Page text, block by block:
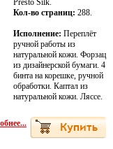
Presto Silk.
Кол-во страниц: 288.
Исполнение: Переплёт
ручной работы из
натуральной кожи. Форзац
из дизайнерской бумаги. 4
бинта на корешке, ручной
обработки. Каптал из
натуральной кожи. Ляссе.